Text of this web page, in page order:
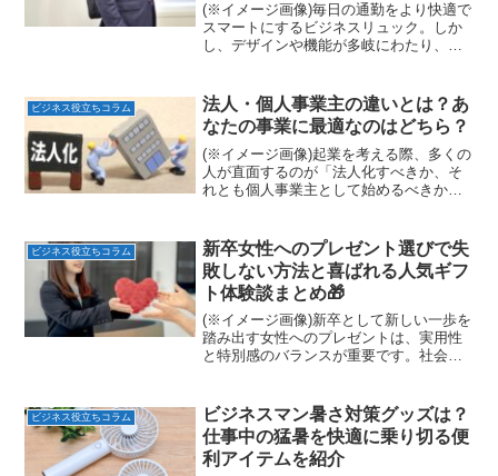
(※イメージ画像)毎日の通勤をより快適で
スマートにするビジネスリュック。しか
し、デザインや機能が多岐にわたり、
か。ビジネスシーンにふさわしい洗練さ
れたデザインはもちろん...
ビジネス役立ちコラム
法人・個人事業主の違いとは？あ
なたの事業に最適なのはどちら？
(※イメージ画像)起業を考える際、多くの
人が直面するのが「法人化すべきか、そ
れとも個人事業主として始めるべきか」
において、大きな違いがあります。本記
事では、それぞれのメ...
ビジネス役立ちコラム
新卒女性へのプレゼント選びで失
敗しない方法と喜ばれる人気ギフ
ト体験談まとめ🎁
(※イメージ画像)新卒として新しい一歩を
踏み出す女性へのプレゼントは、実用性
と特別感のバランスが重要です。社会人
く変わります。本記事では「新卒 プレゼ
ント 女性」という...
ビジネス役立ちコラム
ビジネスマン暑さ対策グッズは？
仕事中の猛暑を快適に乗り切る便
利アイテムを紹介